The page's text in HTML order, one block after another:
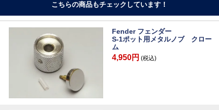
こちらの商品もチェックしています！
Fender フェンダー
S-1ポット用メタルノブ クロー
ム
4,950円 (税込)